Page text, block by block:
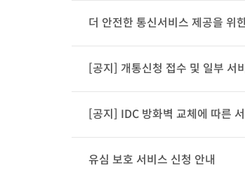
더 안전한 통신서비스 제공을 위
[공지] 개통신청 접수 및 일부 서
[공지] IDC 방화벽 교체에 따른
유심 보호 서비스 신청 안내